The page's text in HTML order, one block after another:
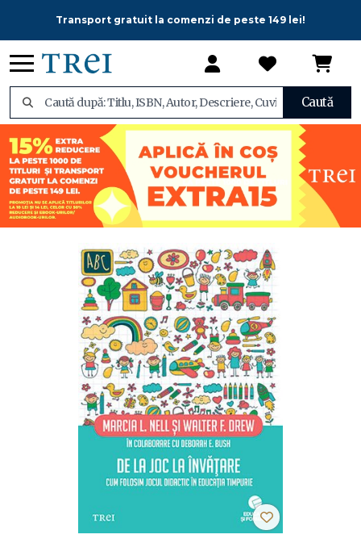
Transport gratuit la comenzi de peste 149 lei!
Caută